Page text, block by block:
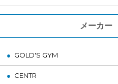
メーカー
GOLD'S GYM
CENTR